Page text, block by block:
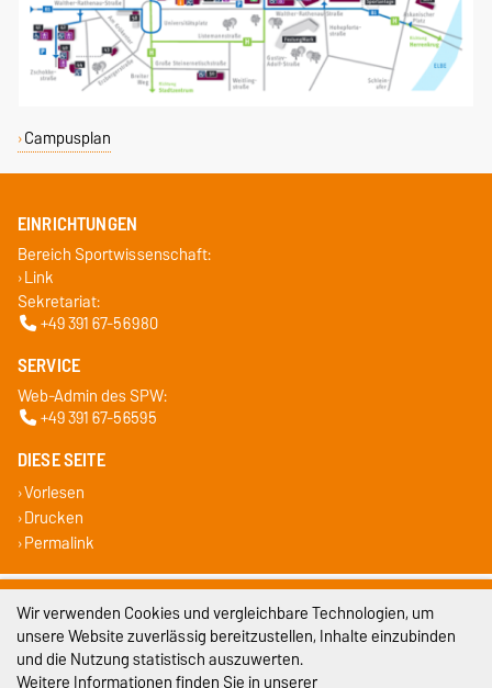
Campusplan
EINRICHTUNGEN
Bereich Sportwissenschaft:
Link
Sekretariat:
+49 391 67-56980
SERVICE
Web-Admin des SPW:
+49 391 67-56595
DIESE SEITE
Vorlesen
Drucken
Permalink
Impressum
Datenschutz
Wir verwenden Cookies und vergleichbare Technologien, um
unsere Website zuverlässig bereitzustellen, Inhalte einzubinden
und die Nutzung statistisch auszuwerten.
Weitere Informationen finden Sie in unserer